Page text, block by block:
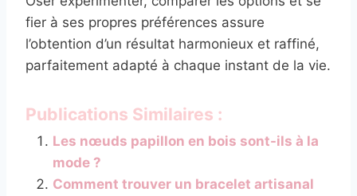
fier à ses propres préférences assure
l’obtention d’un résultat harmonieux et raffiné,
parfaitement adapté à chaque instant de la vie.
Publications Similaires :
Les nœuds papillon en bois sont-ils à la
mode ?
Comment trouver un bracelet artisanal